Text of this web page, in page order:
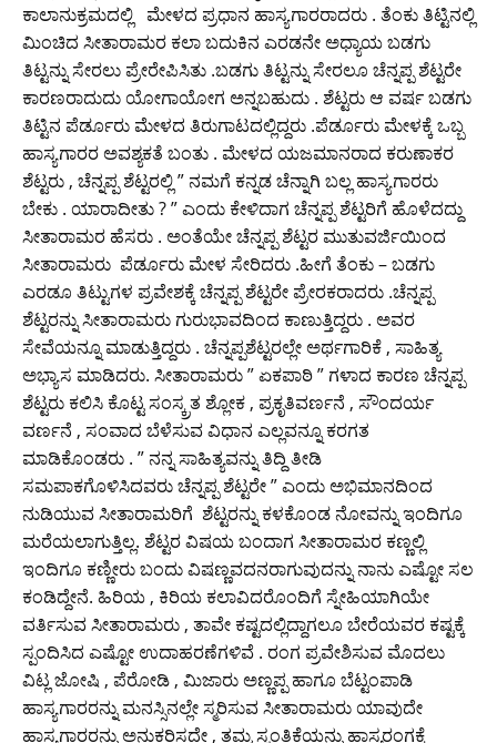
ಕಾಲಾನುಕ್ರಮದಲ್ಲಿ ಮೇಳದ ಪ್ರಧಾನ ಹಾಸ್ಯಗಾರರಾದರು . ತೆಂಕು ತಿಟ್ಟಿನಲ್ಲಿ
ಮಿಂಚಿದ ಸೀತಾರಾಮರ ಕಲಾ ಬದುಕಿನ ಎರಡನೇ ಅಧ್ಯಾಯ ಬಡಗು
ತಿಟ್ಟನ್ನು ಸೇರಲು ಪ್ರೇರೇಪಿಸಿತು .ಬಡಗು ತಿಟ್ಟನ್ನು ಸೇರಲೂ ಚೆನ್ನಪ್ಪ ಶೆಟ್ಟರೇ
ಕಾರಣರಾದುದು ಯೋಗಾಯೋಗ ಅನ್ನಬಹುದು . ಶೆಟ್ಟರು ಆ ವರ್ಷ ಬಡಗು
ತಿಟ್ಟಿನ ಪೆರ್ಡೂರು ಮೇಳದ ತಿರುಗಾಟದಲ್ಲಿದ್ದರು .ಪೆರ್ಡೂರು ಮೇಳಕ್ಕೆ ಒಬ್ಬ
ಹಾಸ್ಯಗಾರರ ಅವಶ್ಯಕತೆ ಬಂತು . ಮೇಳದ ಯಜಮಾನರಾದ ಕರುಣಾಕರ
ಶೆಟ್ಟರು , ಚೆನ್ನಪ್ಪ ಶೆಟ್ಟರಲ್ಲಿ ” ನಮಗೆ ಕನ್ನಡ ಚೆನ್ನಾಗಿ ಬಲ್ಲ ಹಾಸ್ಯಗಾರರು
ಬೇಕು . ಯಾರಾದೀತು ? ” ಎಂದು ಕೇಳಿದಾಗ ಚೆನ್ನಪ್ಪ ಶೆಟ್ಟರಿಗೆ ಹೊಳೆದದ್ದು
ಸೀತಾರಾಮರ ಹೆಸರು . ಅಂತೆಯೇ ಚೆನ್ನಪ್ಪ ಶೆಟ್ಟರ ಮುತುವರ್ಜಿಯಿಂದ
ಸೀತಾರಾಮರು ಪೆರ್ಡೂರು ಮೇಳ ಸೇರಿದರು .ಹೀಗೆ ತೆಂಕು – ಬಡಗು
ಎರಡೂ ತಿಟ್ಟುಗಳ ಪ್ರವೇಶಕ್ಕೆ ಚೆನ್ನಪ್ಪ ಶೆಟ್ಟರೇ ಪ್ರೇರಕರಾದರು .ಚೆನ್ನಪ್ಪ
ಶೆಟ್ಟರನ್ನು ಸೀತಾರಾಮರು ಗುರುಭಾವದಿಂದ ಕಾಣುತ್ತಿದ್ದರು . ಅವರ
ಸೇವೆಯನ್ನೂ ಮಾಡುತ್ತಿದ್ದರು . ಚೆನ್ನಪ್ಪಶೆಟ್ಟರಲ್ಲೇ ಅರ್ಥಗಾರಿಕೆ , ಸಾಹಿತ್ಯ
ಅಭ್ಯಾಸ ಮಾಡಿದರು. ಸೀತಾರಾಮರು ” ಏಕಪಾಠಿ ” ಗಳಾದ ಕಾರಣ ಚೆನ್ನಪ್ಪ
ಶೆಟ್ಟರು ಕಲಿಸಿ ಕೊಟ್ಟ ಸಂಸ್ಕ್ರತ ಶ್ಲೋಕ , ಪ್ರಕೃತಿವರ್ಣನೆ , ಸೌಂದರ್ಯ
ವರ್ಣನೆ , ಸಂವಾದ ಬೆಳೆಸುವ ವಿಧಾನ ಎಲ್ಲವನ್ನೂ ಕರಗತ
ಮಾಡಿಕೊಂಡರು . ” ನನ್ನ ಸಾಹಿತ್ಯವನ್ನು ತಿದ್ದಿ ತೀಡಿ
ಸಮಪಾಕಗೊಳಿಸಿದವರು ಚೆನ್ನಪ್ಪ ಶೆಟ್ಟರೇ ” ಎಂದು ಅಭಿಮಾನದಿಂದ
ನುಡಿಯುವ ಸೀತಾರಾಮರಿಗೆ ಶೆಟ್ಟರನ್ನು ಕಳಕೊಂಡ ನೋವನ್ನು ಇಂದಿಗೂ
ಮರೆಯಲಾಗುತ್ತಿಲ್ಲ. ಶೆಟ್ಟರ ವಿಷಯ ಬಂದಾಗ ಸೀತಾರಾಮರ ಕಣ್ಣಲ್ಲಿ
ಇಂದಿಗೂ ಕಣ್ಣೀರು ಬಂದು ವಿಷಣ್ಣವದನರಾಗುವುದನ್ನು ನಾನು ಎಷ್ಟೋ ಸಲ
ಕಂಡಿದ್ದೇನೆ. ಹಿರಿಯ , ಕಿರಿಯ ಕಲಾವಿದರೊಂದಿಗೆ ಸ್ನೇಹಿಯಾಗಿಯೇ
ವರ್ತಿಸುವ ಸೀತಾರಾಮರು , ತಾವೇ ಕಷ್ಟದಲ್ಲಿದ್ದಾಗಲೂ ಬೇರೆಯವರ ಕಷ್ಟಕ್ಕೆ
ಸ್ಪಂದಿಸಿದ ಎಷ್ಟೋ ಉದಾಹರಣೆಗಳಿವೆ . ರಂಗ ಪ್ರವೇಶಿಸುವ ಮೊದಲು
ವಿಟ್ಲ ಜೋಷಿ , ಪೆರೋಡಿ , ಮಿಜಾರು ಅಣ್ಣಪ್ಪ ಹಾಗೂ ಬೆಟ್ಟಂಪಾಡಿ
ಹಾಸ್ಯಗಾರರನ್ನು ಮನಸ್ಸಿನಲ್ಲೇ ಸ್ಮರಿಸುವ ಸೀತಾರಾಮರು ಯಾವುದೇ
ಹಾಸ್ಯಗಾರರನ್ನು ಅನುಕರಿಸದೇ , ತಮ್ಮ ಸ್ವಂತಿಕೆಯನ್ನು ಹಾಸ್ಯರಂಗಕ್ಕೆ